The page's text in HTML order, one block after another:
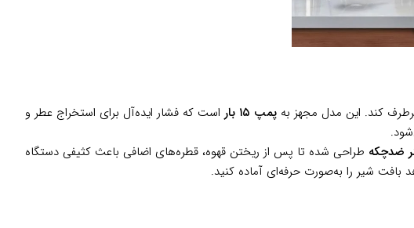
کند. این مدل مجهز به پمپ ۱۵ بار
است که فشار ایده‌آل برای استخراج عطر و
ضدچکه طراحی شده تا پس از ریختن قهوه، قطره‌های اضافی باعث کثیفی دستگاه
شیر را به‌صورت حرفه‌ای آماده کنید.